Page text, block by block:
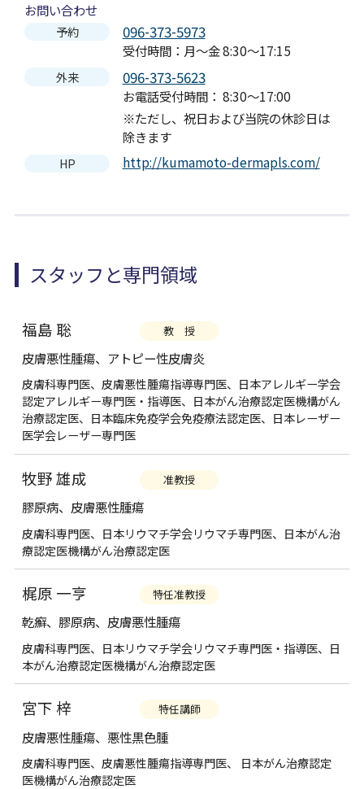
お問い合わせ
予約 096-373-5973
受付時間：月～金 8:30～17:15
外来 096-373-5623
お電話受付時間： 8:30～17:00
※ただし、祝日および当院の休診日は
除きます
HP http://kumamoto-dermapls.com/
スタッフと専門領域
福島 聡 教 授
皮膚悪性腫瘍、アトピー性皮膚炎
皮膚科専門医、皮膚悪性腫瘍指導専門医、日本アレルギー学会
認定アレルギー専門医・指導医、日本がん治療認定医機構がん
治療認定医、日本臨床免疫学会免疫療法認定医、日本レーザー
医学会レーザー専門医
牧野 雄成 准教授
膠原病、皮膚悪性腫瘍
皮膚科専門医、日本リウマチ学会リウマチ専門医、日本がん治
療認定医機構がん治療認定医
梶原 一亨 特任准教授
乾癬、膠原病、皮膚悪性腫瘍
皮膚科専門医、日本リウマチ学会リウマチ専門医・指導医、日
本がん治療認定医機構がん治療認定医
宮下 梓 特任講師
皮膚悪性腫瘍、悪性黒色腫
皮膚科専門医、皮膚悪性腫瘍指導専門医、 日本がん治療認定
医機構がん治療認定医